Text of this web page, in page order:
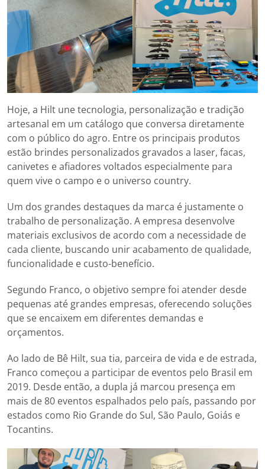
Hoje, a Hilt une tecnologia, personalização e tradição
artesanal em um catálogo que conversa diretamente
com o público do agro. Entre os principais produtos
estão brindes personalizados gravados a laser, facas,
canivetes e afiadores voltados especialmente para
quem vive o campo e o universo country.
Um dos grandes destaques da marca é justamente o
trabalho de personalização. A empresa desenvolve
materiais exclusivos de acordo com a necessidade de
cada cliente, buscando unir acabamento de qualidade,
funcionalidade e custo-benefício.
Segundo Franco, o objetivo sempre foi atender desde
pequenas até grandes empresas, oferecendo soluções
que se encaixem em diferentes demandas e
orçamentos.
Ao lado de Bê Hilt, sua tia, parceira de vida e de estrada,
Franco começou a participar de eventos pelo Brasil em
2019. Desde então, a dupla já marcou presença em
mais de 80 eventos espalhados pelo país, passando por
estados como Rio Grande do Sul, São Paulo, Goiás e
Tocantins.